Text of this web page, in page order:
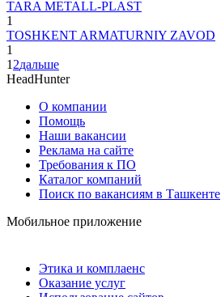
TARA METALL-PLAST
1
TOSHKENT ARMATURNIY ZAVOD
1
1 2дальше
HeadHunter
О компании
Помощь
Наши вакансии
Реклама на сайте
Требования к ПО
Каталог компаний
Поиск по вакансиям в Ташкенте
Мобильное приложение
Этика и комплаенс
Оказание услуг